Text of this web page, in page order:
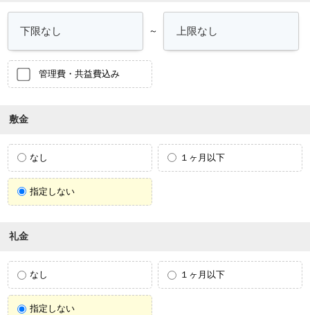
～
管理費・共益費込み
敷金
なし １ヶ月以下
指定しない
礼金
なし １ヶ月以下
指定しない